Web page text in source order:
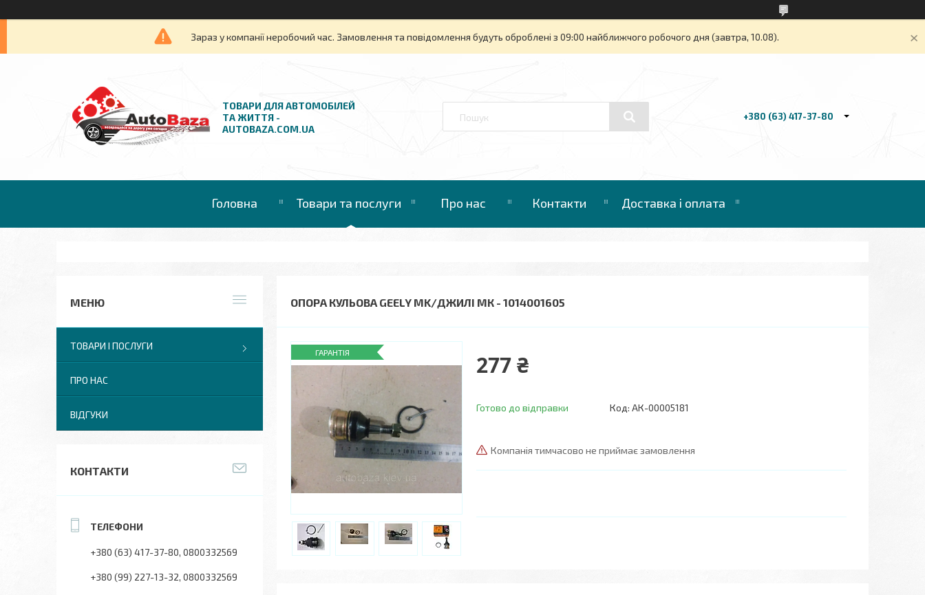
Зараз у компанії неробочий час. Замовлення та повідомлення будуть оброблені з 09:00 найближчого робочого дня (завтра, 10.08).
ТОВАРИ ДЛЯ АВТОМОБІЛЕЙ
ТА ЖИТТЯ -
AUTOBAZA.COM.UA
+380 (63) 417-37-80
Головна Товари та послуги Про нас Контакти Доставка і оплата
ОПОРА КУЛЬОВА GEELY MK/ДЖИЛІ МК - 1014001605
ГАРАНТІЯ 277 ₴
Готово до відправки Код: АК-00005181
Компанія тимчасово не приймає замовлення
ТОВАРИ І ПОСЛУГИ
ПРО НАС
ВІДГУКИ
КОНТАКТИ
+380 (63) 417-37-80 0800332569
+380 (99) 227-13-32 0800332569